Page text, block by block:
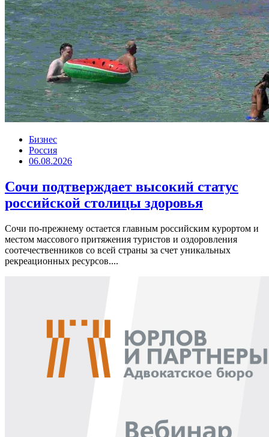
Бизнес
Россия
06.08.2026
Сочи подтверждает высокий статус
российской столицы здоровья
Сочи по-прежнему остается главным российским курортом и
местом массового притяжения туристов и оздоровления
соотечественников со всей страны за счет уникальных
рекреационных ресурсов....